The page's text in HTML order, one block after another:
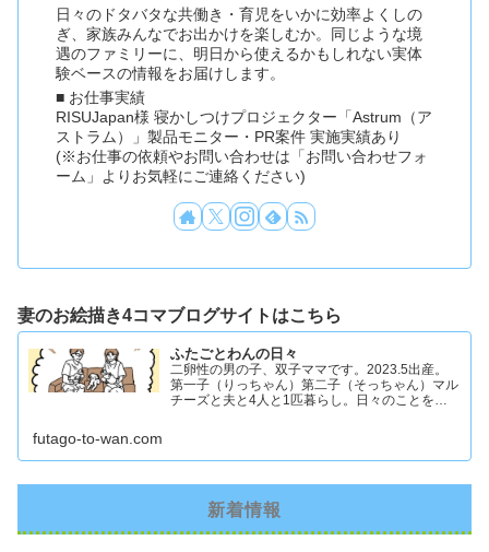
日々のドタバタな共働き・育児をいかに効率よくしの
ぎ、家族みんなでお出かけを楽しむか。同じような境
遇のファミリーに、明日から使えるかもしれない実体
験ベースの情報をお届けします。
■ お仕事実績
RISUJapan様 寝かしつけプロジェクター「Astrum（ア
ストラム）」製品モニター・PR案件 実施実績あり
(※お仕事の依頼やお問い合わせは「お問い合わせフォ
ーム」よりお気軽にご連絡ください)
妻のお絵描き4コマブログサイトはこちら
ふたごとわんの日々
二卵性の男の子、双子ママです。2023.5出産。
第一子（りっちゃん）第二子（そっちゃん）マル
チーズと夫と4人と1匹暮らし。日々のことを忘
futago-to-wan.com
新着情報